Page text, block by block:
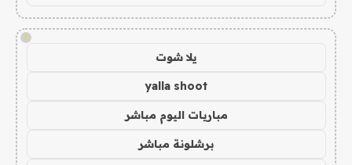
!
يلا شوت
yalla shoot
مباريات اليوم مباشر
برشلونة مباشر